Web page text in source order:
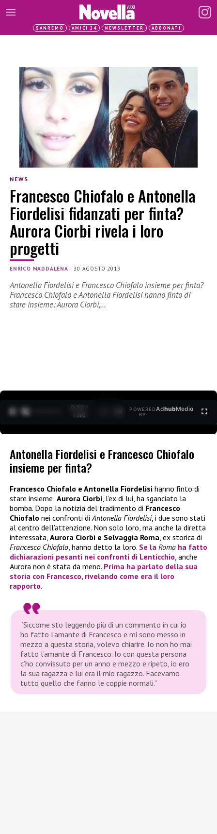
SANREMO AMICI 24 NEWSLETTER ABBONATI
NEWS
Francesco Chiofalo e Antonella
Fiordelisi fidanzati per finta?
Aurora Ciorbi rivela i loro
progetti
ENRICO MADDALENA |30 AGOSTO 2019
Antonella Fiordelisi e Francesco Chiofalo insieme per finta?
Francesco Chiofalo e Antonella Fiordelisi hanno finto di
stare insieme: Aurora Ciorbi,…
0:13 /
1:40
POWERED
BY
AdhubMedia
Antonella Fiordelisi e Francesco Chiofalo
insieme per finta?
Francesco Chiofalo e Antonella Fiordelisi hanno finto di
stare insieme: Aurora Ciorbi, l’ex di lui, ha sganciato la
bomba. Dopo la notizia del tradimento di Francesco
Chiofalo nei confronti diAntonella Fiordelisi, i due sono stati
al centro dell’attenzione. Non solo loro, ma anche la diretta
interessata, Aurora Ciorbi e Selvaggia Roma, ex storica di
Francesco Chiofalo, hanno detto la loro. Se la Roma ha fatto
dichiarazioni pesanti nei confronti di Lenticchio, anche
Aurora non è stata da meno. Prima ha parlato della sua
storia con Francesco, rivelando come era il loro
rapporto.
“Siccome sto leggendo più di un commento in cui io
ho fatto l’amante di Francesco e mi sono messo in
mezzo a questa storia, volevo chiarire. Io non ho mai
fatto l’amante di Francesco. Io con questa persona
c’ho convissuto per un anno e mezzo e ripeto, io ero
la sua ragazza e lui era il mio ragazzo. Facevamo
tutto quello che fanno le coppie normali.”